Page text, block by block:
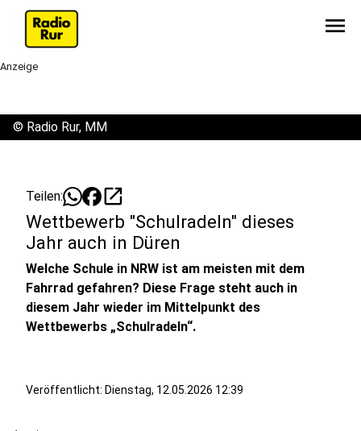
menu
Anzeige
© Radio Rur, MM
Teilen: open_in_new
Wettbewerb "Schulradeln" dieses
Jahr auch in Düren
Welche Schule in NRW ist am meisten mit dem
Fahrrad gefahren? Diese Frage steht auch in
diesem Jahr wieder im Mittelpunkt des
Wettbewerbs „Schulradeln“.
Veröffentlicht: Dienstag, 12.05.2026 12:39